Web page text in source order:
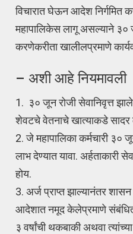
विचारात घेऊन आदेश निर्गमित
महापालिकेस लागू असल्याने ३०
करणेकरीता खालीलप्रमाणे
– अशी आहे नियमावली
1. ३० जून रोजी सेवानिवृत्त
शेवटचे वेतनाचे खात्याकडे
2. जे महापालिका कर्मचारी ३०
लाभ देण्यात यावा. अर्हताकारी
होय.
3. अर्ज प्राप्त झाल्यानंतर
आदेशात नमूद केलेप्रमाणे संबंधित
३ वर्षांची थकबाकी अथवा